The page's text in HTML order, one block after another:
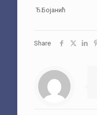
Ђ.Бојанић
Share